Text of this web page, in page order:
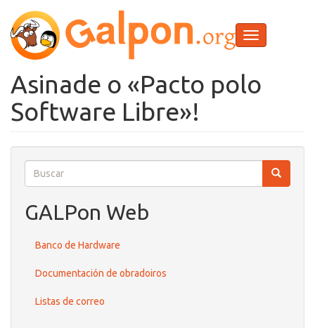
contido
principal
Toggle
navigation
Asinade o «Pacto polo
Software Libre»!
Buscar
Buscar
GALPon Web
Banco de Hardware
Documentación de obradoiros
Listas de correo